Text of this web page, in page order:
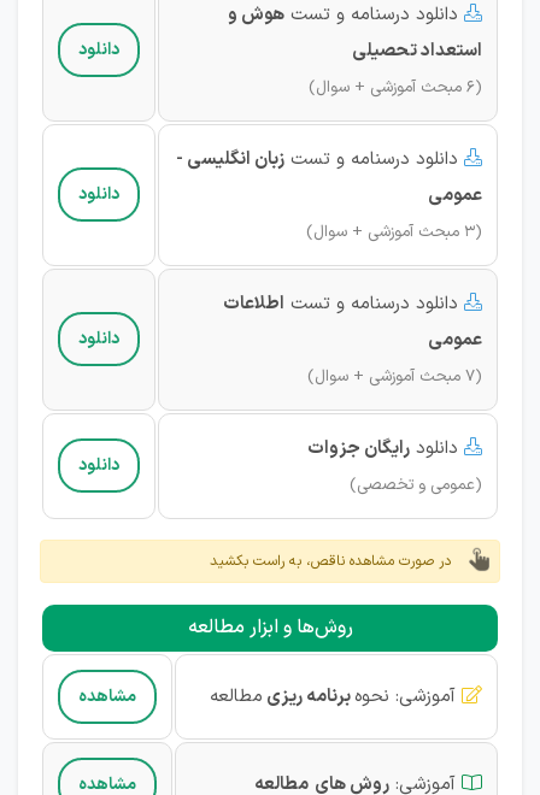
 دانلود درسنامه و تست هوش و
استعداد تحصیلی
(6 مبحث آموزشی + سوال)
دانلود
 دانلود درسنامه و تست زبان انگلیسی -
عمومی
(3 مبحث آموزشی + سوال)
دانلود
 دانلود درسنامه و تست اطلاعات
عمومی
(7 مبحث آموزشی + سوال)
دانلود
 دانلود رایگان جزوات
(عمومی و تخصصی)
دانلود
در صورت مشاهده ناقص، به راست بکشید
روش‌ها و ابزار مطالعه
 آموزشی: نحوهبرنامه ریزی مطالعه مشاهده
 آموزشی: روش های مطالعه مشاهده